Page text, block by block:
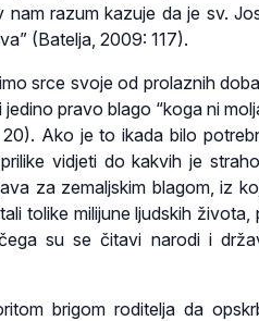
razum kazuje da je sv.
(Batelja, 2009: 117).
srce svoje od prolaznih
pravo blago “koga ni
Ako je to ikada bilo
vidjeti do kakvih je
za zemaljskim blagom, iz
tolike milijune ljudskih života,
su se čitavi narodi i
brigom roditelja da